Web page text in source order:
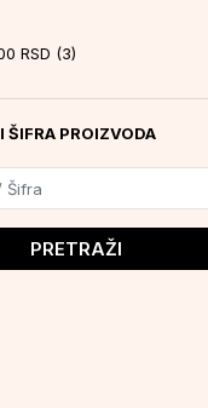
RSD (3)
ŠIFRA PROIZVODA
PRETRAŽI